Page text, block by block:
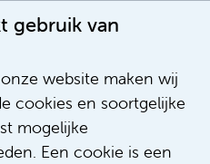
gebruik van
website maken wij
cookies en soortgelijke
mogelijke
Een cookie is een
Gynaecologie